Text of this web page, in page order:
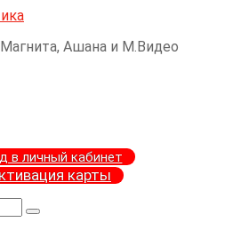
Ашана и М.Видео
в личный кабинет
карты